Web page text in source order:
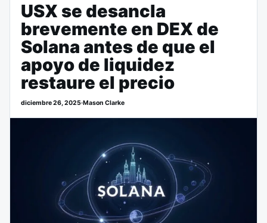
USX se desancla
brevemente en DEX de
Solana antes de que el
apoyo de liquidez
restaure el precio
diciembre 26, 2025·Mason Clarke